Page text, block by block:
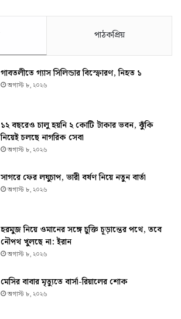
পাঠকপ্রিয়
গাবতলীতে গ্যাস সিলিন্ডার বিস্ফোরণ, নিহত ১
অগাস্ট ৮, ২০২৬
১২ বছরেও চালু হয়নি ২ কোটি টাকার ভবন, ঝুঁকি
নিয়েই চলছে নাগরিক সেবা
অগাস্ট ৮, ২০২৬
সাগরে ফের লঘুচাপ, ভারী বর্ষণ নিয়ে নতুন বার্তা
অগাস্ট ৮, ২০২৬
হরমুজ নিয়ে ওমানের সঙ্গে চুক্তি চূড়ান্তের পথে, তবে
নৌপথ খুলছে না: ইরান
অগাস্ট ৮, ২০২৬
মেসির বাবার মৃত্যুতে বার্সা-রিয়ালের শোক
অগাস্ট ৮, ২০২৬